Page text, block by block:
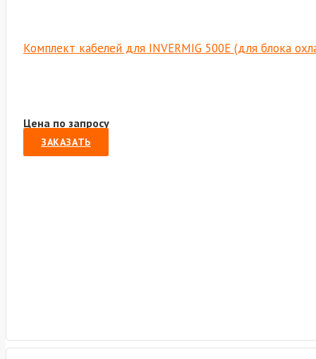
Комплект кабелей для INVERMIG 500E (для блока
Цена по запросу
ЗАКАЗАТЬ